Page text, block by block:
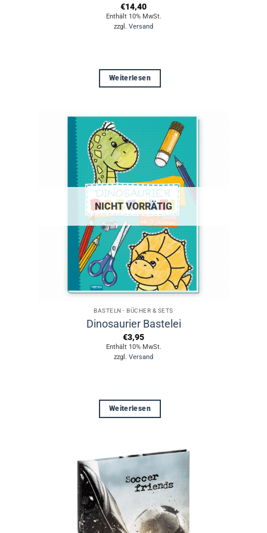
€14,40
Enthält 10% MwSt.
zzgl. Versand
Weiterlesen
NICHT VORRÄTIG
BASTELN - BÜCHER & SETS
Dinosaurier Bastelei
€3,95
Enthält 10% MwSt.
zzgl. Versand
Weiterlesen